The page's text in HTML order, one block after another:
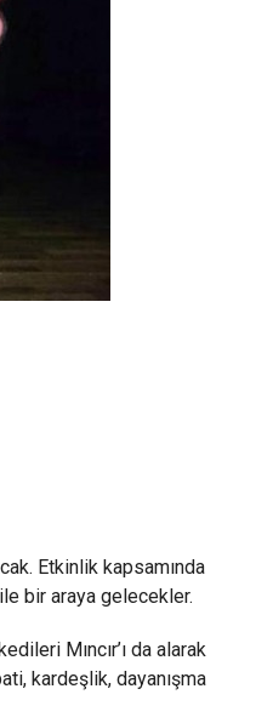
Etkinlik kapsamında
bir araya gelecekler.
Mıncır’ı da alarak
kardeşlik, dayanışma